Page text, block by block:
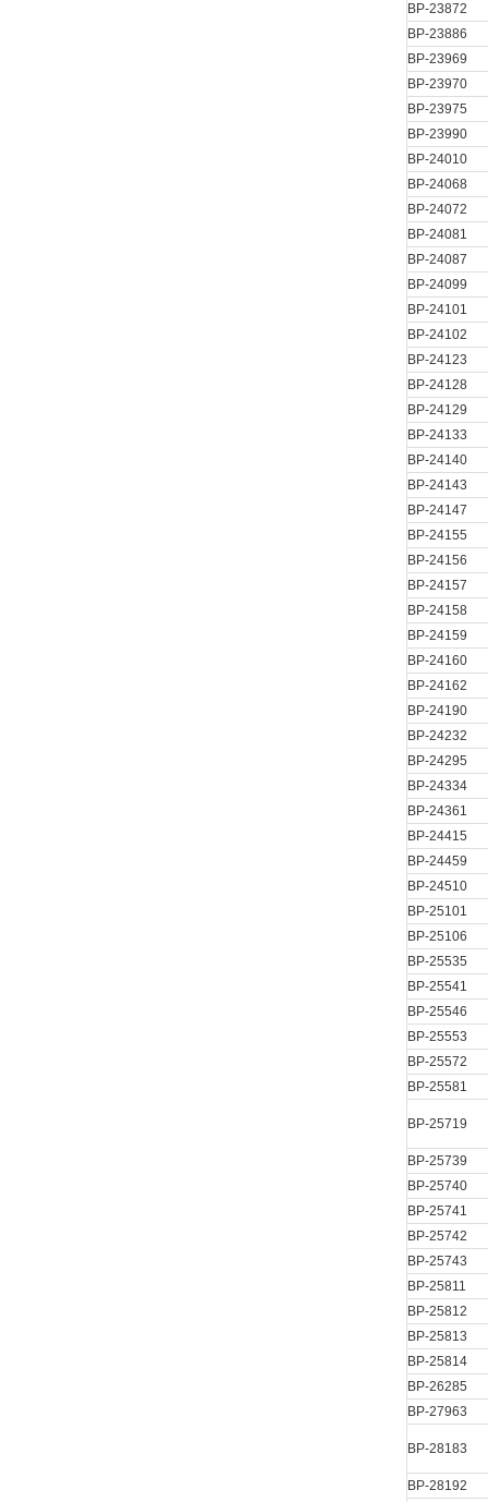
BP-23872
BP-23886
BP-23969
BP-23970
BP-23975
BP-23990
BP-24010
BP-24068
BP-24072
BP-24081
BP-24087
BP-24099
BP-24101
BP-24102
BP-24123
BP-24128
BP-24129
BP-24133
BP-24140
BP-24143
BP-24147
BP-24155
BP-24156
BP-24157
BP-24158
BP-24159
BP-24160
BP-24162
BP-24190
BP-24232
BP-24295
BP-24334
BP-24361
BP-24415
BP-24459
BP-24510
BP-25101
BP-25106
BP-25535
BP-25541
BP-25546
BP-25553
BP-25572
BP-25581
BP-25719
BP-25739
BP-25740
BP-25741
BP-25742
BP-25743
BP-25811
BP-25812
BP-25813
BP-25814
BP-26285
BP-27963
BP-28183
BP-28192